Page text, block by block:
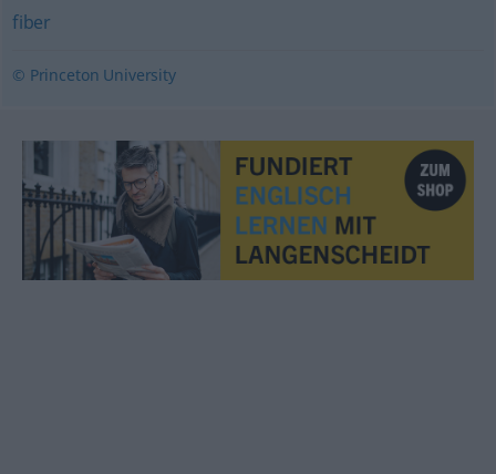
fiber
© Princeton University